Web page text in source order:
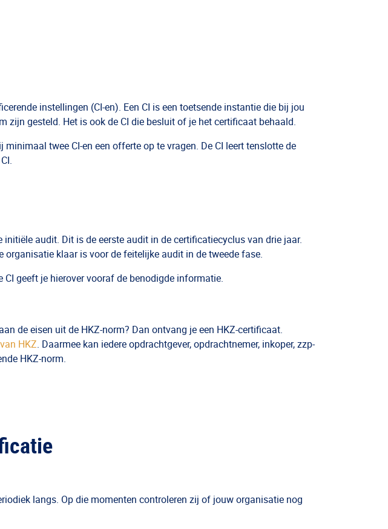
instellingen (CI-en). Een CI is een toetsende instantie die bij jou
gesteld. Het is ook de CI die besluit of je het certificaat behaald.
twee CI-en een offerte op te vragen. De CI leert tenslotte de
audit. Dit is de eerste audit in de certificatiecyclus van drie jaar.
klaar is voor de feitelijke audit in de tweede fase.
geeft je hierover vooraf de benodigde informatie.
de eisen uit de HKZ-norm? Dan ontvang je een HKZ-certificaat.
HKZ. Daarmee kan iedere opdrachtgever, opdrachtnemer, inkoper, zzp-
HKZ-norm.
langs. Op die momenten controleren zij of jouw organisatie nog